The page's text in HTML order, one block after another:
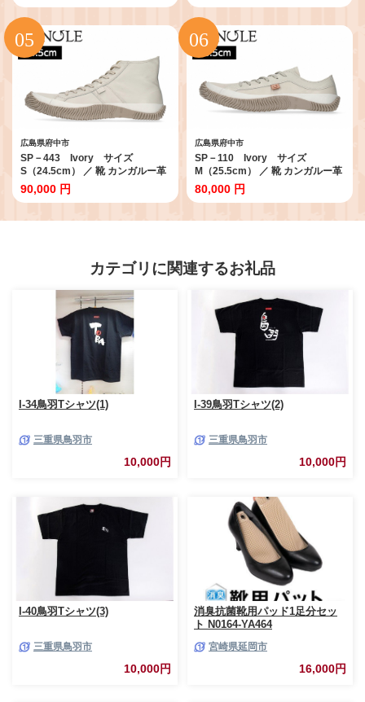
お湯 注ぐだけ 朝食 昼食 夕食 常備
備蓄 老舗 味噌セット 即席 和食 だ
し 旨み 風味 50食 No.1074
お湯 注ぐだけ 朝食 昼食 夕食 常備
備蓄 老舗 味噌セット 即席 和食 だ
し 旨み 風味 25食 No.1072
広島県府中市
SP－443 Ivory サイズ
S（24.5cm） ／ 靴 カンガルー革
軽い ハイカット スピングル
SPINGLE 広島県 スピングルムー
MOVE No.995-03
90,000 円
広島県府中市
SP－110 Ivory サイズ
M（25.5cm） ／ 靴 カンガルー革
軽い スピングル SPINGLE 広島県
スピングルムーヴ スピングルムー
80,000 円
カテゴリに関連するお礼品
I-34鳥羽Tシャツ(1)
三重県鳥羽市
10,000円
I-39鳥羽Tシャツ(2)
三重県鳥羽市
10,000円
I-40鳥羽Tシャツ(3)
三重県鳥羽市
10,000円
消臭抗菌靴用パッド1足分セッ
ト N0164-YA464
宮崎県延岡市
16,000円